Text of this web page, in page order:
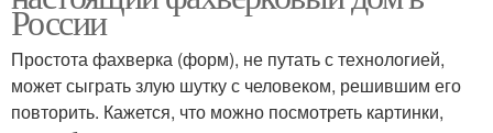
России
Простота фахверка (форм), не путать с технологией,
может сыграть злую шутку с человеком, решившим его
повторить. Кажется, что можно посмотреть картинки,